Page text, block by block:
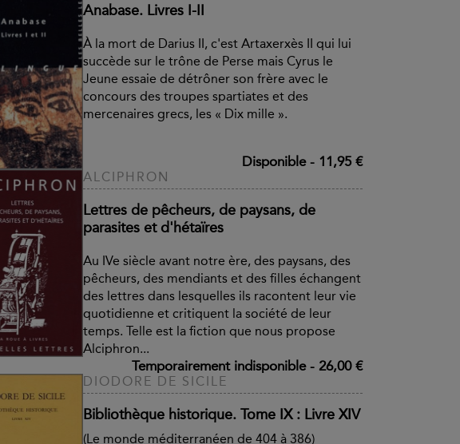
Anabase. Livres I-II
À la mort de Darius II, c'est Artaxerxès II qui lui
succède sur le trône de Perse mais Cyrus le
Jeune essaie de détrôner son frère avec le
concours des troupes spartiates et des
mercenaires grecs, les « Dix mille ».
Disponible- 11,95 €
ALCIPHRON
Lettres de pêcheurs, de paysans, de
parasites et d'hétaïres
Au IVe siècle avant notre ère, des paysans, des
pêcheurs, des mendiants et des filles échangent
des lettres dans lesquelles ils racontent leur vie
quotidienne et critiquent la société de leur
temps. Telle est la fiction que nous propose
Alciphron...
Temporairement indisponible- 26,00 €
DIODORE DE SICILE
Bibliothèque historique. Tome IX : Livre XIV
(Le monde méditerranéen de 404 à 386)